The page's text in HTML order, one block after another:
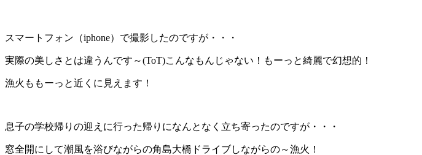
スマートフォン（iphone）で撮影したのですが・・・
実際の美しさとは違うんです～(ToT)こんなもんじゃない！もーっと綺麗で幻想的！
漁火ももーっと近くに見えます！
息子の学校帰りの迎えに行った帰りになんとなく立ち寄ったのですが・・・
窓全開にして潮風を浴びながらの角島大橋ドライブしながらの～漁火！